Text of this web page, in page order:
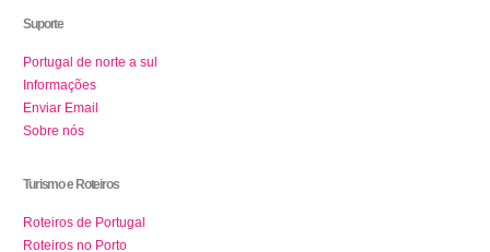
Suporte
Portugal de norte a sul
Informações
Enviar Email
Sobre nós
Turismo e Roteiros
Roteiros de Portugal
Roteiros no Porto